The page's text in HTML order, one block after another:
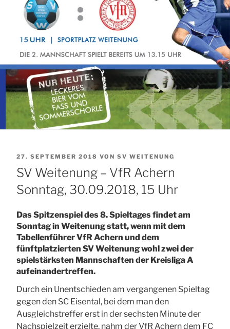
VERÖFFENTLICHT
AM
27. SEPTEMBER 2018 VON SV WEITENUNG
SV Weitenung – VfR Achern
Sonntag, 30.09.2018, 15 Uhr
Das Spitzenspiel des 8. Spieltages findet am
Sonntag in Weitenung statt, wenn mit dem
Tabellenführer VfR Achern und dem
fünftplatzierten SV Weitenung wohl zwei der
spielstärksten Mannschaften der Kreisliga A
aufeinandertreffen.
Durch ein Unentschieden am vergangenen Spieltag
gegen den SC Eisental, bei dem man den
Ausgleichstreffer erst in der sechsten Minute der
Nachspielzeit erzielte, nahm der VfR Achern dem FC